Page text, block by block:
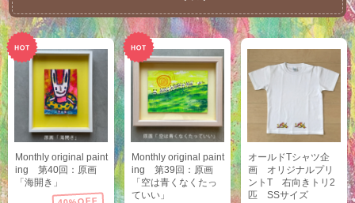
Monthly original paint
ing 第40回：原画
「海開き」
Monthly original paint
ing 第39回：原画
「空は青くなくたっ
ていい」
オールドTシャツ企
画 オリジナルプリ
ントT 右向きトリ2
匹 SSサイズ